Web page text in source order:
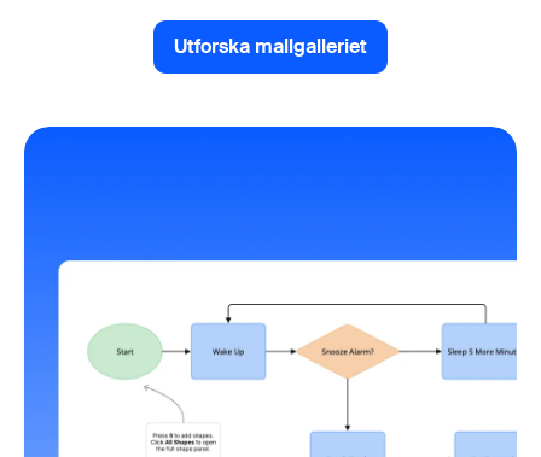
Utforska mallgalleriet
Utforska mallgalleriet